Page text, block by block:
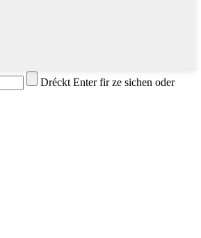
Dréckt Enter fir ze sichen oder